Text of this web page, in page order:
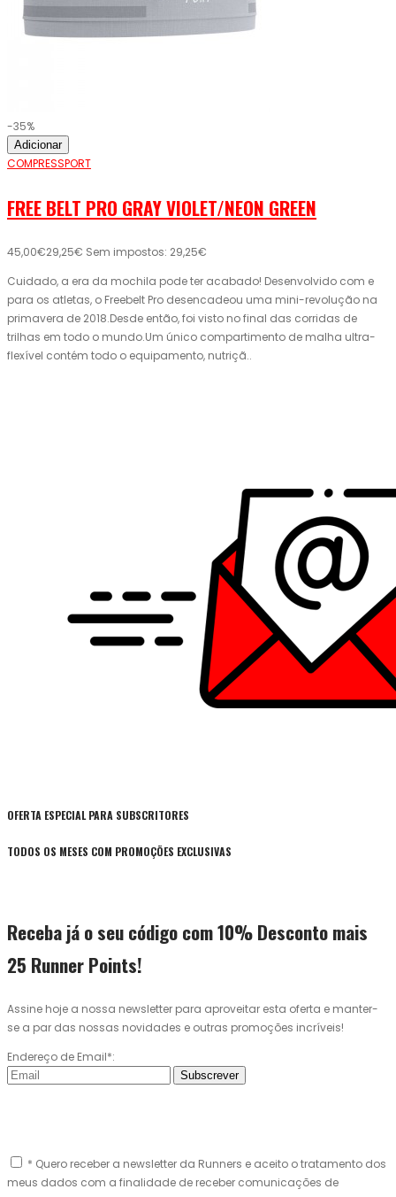
-35%
Adicionar
COMPRESSPORT
FREE BELT PRO GRAY VIOLET/NEON GREEN
45,00€29,25€ Sem impostos: 29,25€
Cuidado, a era da mochila pode ter acabado! Desenvolvido com e
para os atletas, o Freebelt Pro desencadeou uma mini-revolução na
primavera de 2018.Desde então, foi visto no final das corridas de
trilhas em todo o mundo.Um único compartimento de malha ultra-
flexível contém todo o equipamento, nutriçã..
OFERTA ESPECIAL PARA SUBSCRITORES
TODOS OS MESES COM PROMOÇÕES EXCLUSIVAS
Receba já o seu código com 10% Desconto mais
25 Runner Points!
Assine hoje a nossa newsletter para aproveitar esta oferta e manter-
se a par das nossas novidades e outras promoções incríveis!
Endereço de Email*:
Subscrever
* Quero receber a newsletter da Runners e aceito o tratamento dos
meus dados com a finalidade de receber comunicações de